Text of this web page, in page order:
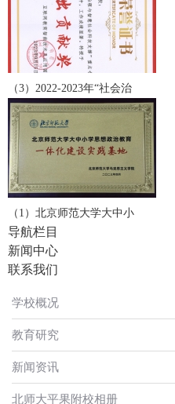
（3）2022-2023年“社会治
（1）北京师范大学大中小
导航栏目
新闻中心
联系我们
学校概况
教育研究
新闻资讯
北师大平果附校相册